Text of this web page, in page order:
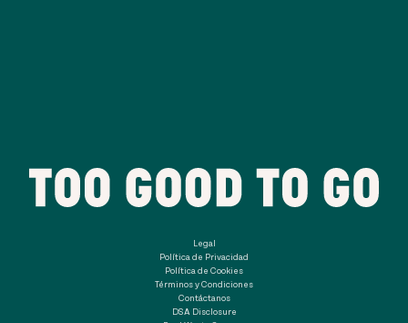
Legal
Política de Privacidad
Política de Cookies
Términos y Condiciones
Contáctanos
DSA Disclosure